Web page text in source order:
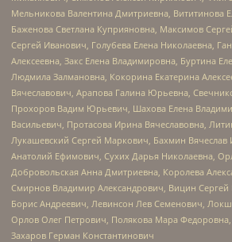
Мельникова Валентина Дмитриевна, Вититинова
Баженова Светлана Куприяновна, Максимов
Сергей Иванович, Голубева Елена Николаевна,
Алексеевна, Закс Елена Владимировна, Буртина
Людмила Залмановна, Кокорина Екатерина
Вячеславович, Арапова Галина Юрьевна,
Прохоров Вадим Юрьевич, Шахова Елена
Васильевич, Протасова Ирина Вячеславовна,
Лукашевский Сергей Маркович, Бахмин
Анатолий Ефимович, Сухих Дарья Николаевна,
Добровольская Анна Дмитриевна, Королева
Смирнов Владимир Александрович, Вицин
Борис Андреевич, Левинсон Лев Семенович,
Орлов Олег Петрович, Полякова Мара
Захаров Герман Константинович